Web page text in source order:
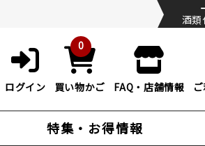
酒類
ログイン
0
買い物かご FAQ・店舗情報
特集・お得情報